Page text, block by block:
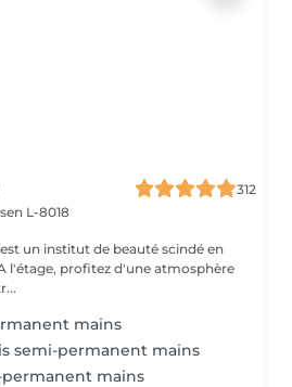
312
L-8018
un institut de beauté scindé en
mains
semi-permanent mains
mains